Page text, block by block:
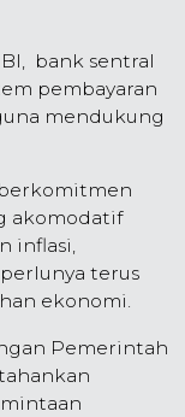
bank sentral
pembayaran
mendukung
akomodatif
inflasi,
terus
ekonomi.
Pemerintah